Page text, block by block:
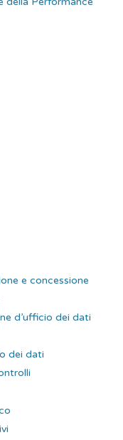
e concessione
d’ufficio dei dati
dei dati